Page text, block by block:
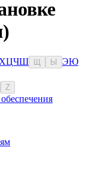
ХЦЧШ Ы ЭЮ
Z